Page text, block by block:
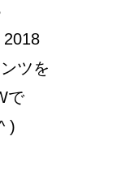
2018
ツを
で
ゞ